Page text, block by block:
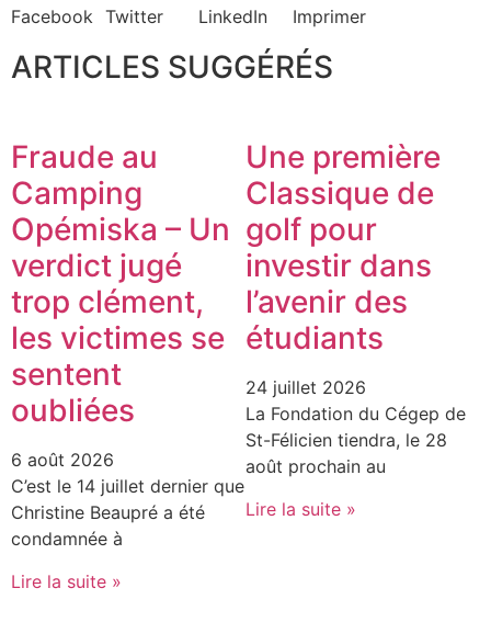
Facebook Twitter LinkedIn Imprimer
ARTICLES SUGGÉRÉS
Fraude au
Camping
Opémiska – Un
verdict jugé
trop clément,
les victimes se
sentent
oubliées
6 août 2026
C’est le 14 juillet dernier que
Christine Beaupré a été
condamnée à
Lire la suite »
Une première
Classique de
golf pour
investir dans
l’avenir des
étudiants
24 juillet 2026
La Fondation du Cégep de
St-Félicien tiendra, le 28
août prochain au
Lire la suite »